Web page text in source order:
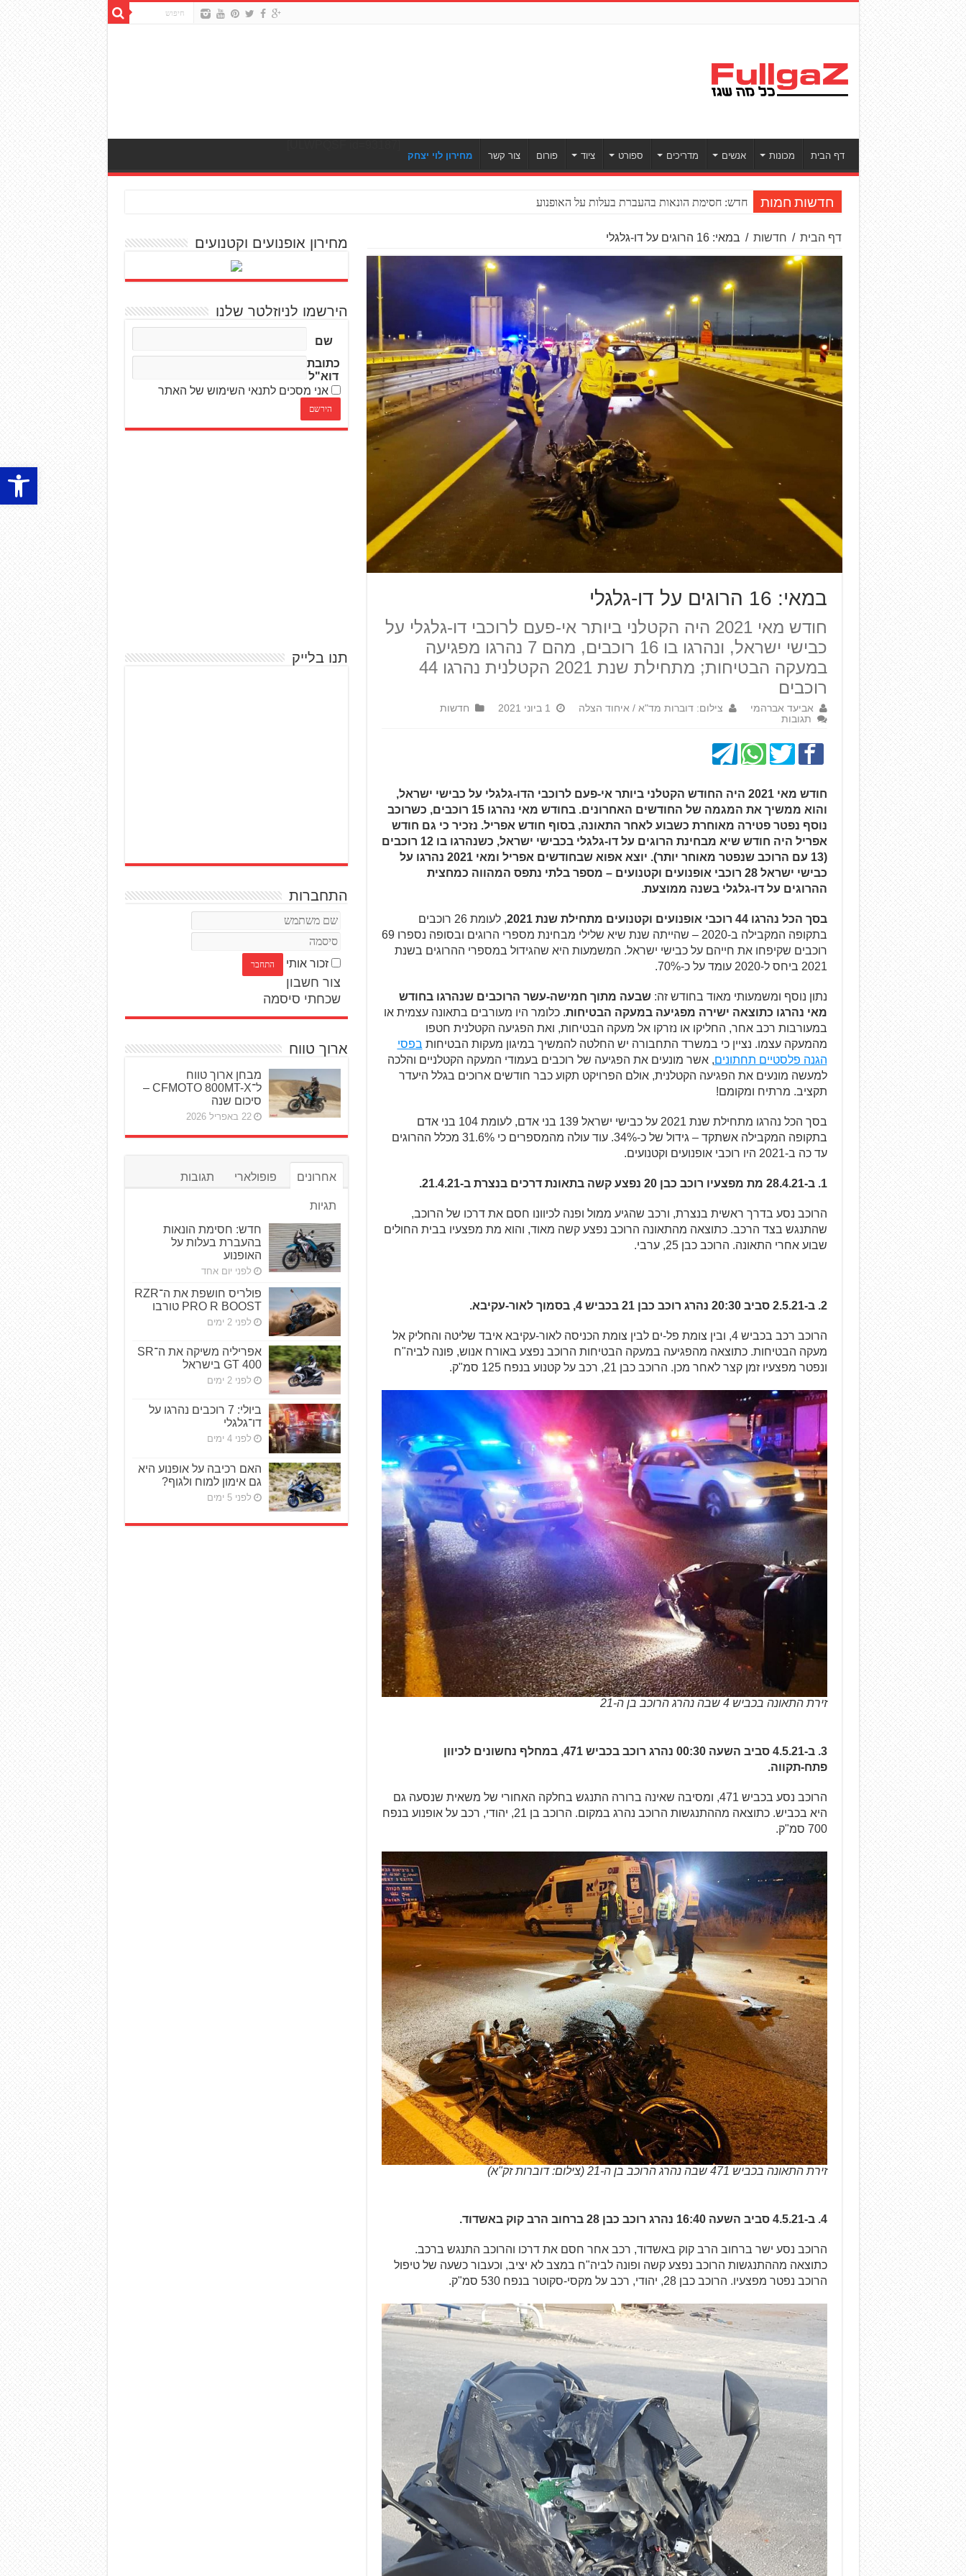
פתח
דף הבית מכונות אנשים מדריכים ספורט ציוד פורום צור קשר מחירון לוי יצחק
חדשות חמות חדש: חסימת הונאות בהעברת בעלות על האופנוע
דף הבית / חדשות / במאי: 16 הרוגים על דו-גלגלי
במאי: 16 הרוגים על דו-גלגלי
חודש מאי 2021 היה הקטלני ביותר אי-פעם לרוכבי דו-גלגלי על
כבישי ישראל, ונהרגו בו 16 רוכבים, מהם 7 נהרגו מפגיעה
במעקה הבטיחות; מתחילת שנת 2021 הקטלנית נהרגו 44
רוכבים
אביעד אברהמי צילום: דוברות מד"א / איחוד הצלה 1 ביוני 2021
חדשות
תגובות
חודש מאי 2021 היה החודש הקטלני ביותר אי-פעם לרוכבי הדו-גלגלי על כבישי ישראל,
והוא ממשיך את המגמה של החודשים האחרונים. בחודש מאי נהרגו 15 רוכבים, כשרוכב
נוסף נפטר פטירה מאוחרת כשבוע לאחר התאונה, בסוף חודש אפריל. נזכיר כי גם חודש
אפריל היה חודש שיא מבחינת הרוגים על דו-גלגלי בכבישי ישראל, כשנהרגו בו 12 רוכבים
(13 עם הרוכב שנפטר מאוחר יותר). יוצא אפוא שבחודשים אפריל ומאי 2021 נהרגו על
כבישי ישראל 28 רוכבי אופנועים וקטנועים – מספר בלתי נתפס המהווה כמחצית
ההרוגים על דו-גלגלי בשנה ממוצעת.
בסך הכל נהרגו 44 רוכבי אופנועים וקטנועים מתחילת שנת 2021
, לעומת 26 רוכבים
בתקופה המקבילה ב-2020 – שהייתה שנת שיא שלילי מבחינת מספרי הרוגים ובסופה נספרו 69
רוכבים שקיפחו את חייהם על כבישי ישראל. המשמעות היא שהגידול במספרי ההרוגים בשנת
2021 ביחס ל-2020 עומד על כ-70%.
נתון נוסף ומשמעותי מאוד בחודש זה:שבעה מתוך חמישה-עשר הרוכבים שנהרגו בחודש
מאי נהרגו כתוצאה ישירה מפגיעה במעקה הבטיחות. כלומר היו מעורבים בתאונה עצמית או
במעורבות רכב אחר, החליקו או נזרקו אל מעקה הבטיחות, ואת הפגיעה הקטלנית חטפו
מהמעקה עצמו. נציין כי במשרד התחבורה יש החלטה להמשיך במיגון מעקות הבטיחות בפסי
הגנה פלסטיים תחתונים, אשר מונעים את הפגיעה של רוכבים בעמודי המעקה הקטלניים והלכה
למעשה מונעים את הפגיעה הקטלנית, אולם הפרויקט תקוע כבר חודשים ארוכים בגלל היעדר
תקציב. מרתיח ומקומם!
בסך הכל נהרגו מתחילת שנת 2021 על כבישי ישראל 139 בני אדם, לעומת 104 בני אדם
בתקופה המקבילה אשתקד – גידול של כ-34%. עוד עולה מהמספרים כי 31.6% מכלל ההרוגים
עד כה ב-2021 היו רוכבי אופנועים וקטנועים.
1. ב-28.4.21 מת מפצעיו רוכב כבן 20 נפצע קשה בתאונת דרכים בנצרת ב-21.4.21.
הרוכב נסע בדרך ראשית בנצרת, ורכב שהגיע ממול ופנה לכיוונו חסם את דרכו של הרוכב,
שהתנגש בצד הרכב. כתוצאה מהתאונה הרוכב נפצע קשה מאוד, והוא מת מפצעיו בבית החולים
שבוע אחרי התאונה. הרוכב כבן 25, ערבי.
2. ב-2.5.21 סביב 20:30 נהרג רוכב כבן 21 בכביש 4, בסמוך לאור-עקיבא.
הרוכב רכב בכביש 4, ובין צומת פל-ים לבין צומת הכניסה לאור-עקיבא איבד שליטה והחליק אל
מעקה הבטיחות. כתוצאה מהפגיעה במעקה הבטיחות הרוכב נפצע באורח אנוש, פונה לביה"ח
ונפטר מפצעיו זמן קצר לאחר מכן. הרוכב כבן 21, רכב על קטנוע בנפח 125 סמ"ק.
זירת התאונה בכביש 4 שבה נהרג הרוכב בן ה-21
3. ב-4.5.21 סביב השעה 00:30 נהרג רוכב בכביש 471, במחלף נחשונים לכיוון
פתח-תקווה.
הרוכב נסע בכביש 471, ומסיבה שאינה ברורה התנגש בחלקה האחורי של משאית שנסעה גם
היא בכביש. כתוצאה מההתנגשות הרוכב נהרג במקום. הרוכב בן 21, יהודי, רכב על אופנוע בנפח
700 סמ"ק.
זירת התאונה בכביש 471 שבה נהרג הרוכב בן ה-21 (צילום: דוברות זק"א)
4. ב-4.5.21 סביב השעה 16:40 נהרג רוכב כבן 28 ברחוב הרב קוק באשדוד.
הרוכב נסע ישר ברחוב הרב קוק באשדוד, רכב אחר חסם את דרכו והרוכב התנגש ברכב.
כתוצאה מההתנגשות הרוכב נפצע קשה ופונה לביה"ח במצב לא יציב, וכעבור כשעה של טיפול
הרוכב נפטר מפצעיו. הרוכב כבן 28, יהודי, רכב על מקסי-סקוטר בנפח 530 סמ"ק.
מחירון אופנועים וקטנועים
הירשמו לניוזלטר שלנו
שם
כתובת
דוא"ל
אני מסכים לתנאי השימוש של האתר
תנו בלייק
התחברות
זכור אותי
צור חשבון
שכחתי סיסמה
ארוך טווח
מבחן ארוך טווח
ל־CFMOTO 800MT-X –
סיכום שנה
22 באפריל 2026
אחרונים פופולארי תגובות
תגיות
חדש: חסימת הונאות
בהעברת בעלות על
האופנוע
לפני יום אחד
פולריס חושפת את ה־RZR
PRO R BOOST טורבו
לפני 2 ימים
אפריליה משיקה את ה־SR
GT 400 בישראל
לפני 2 ימים
ביולי: 7 רוכבים נהרגו על
דו־גלגלי
לפני 4 ימים
האם רכיבה על אופנוע היא
גם אימון למוח ולגוף?
לפני 5 ימים